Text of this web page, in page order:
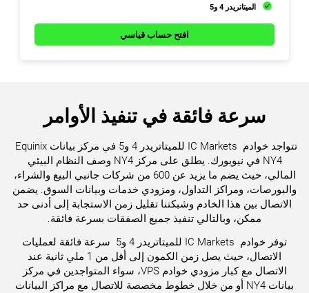
الميتاتريدر 4 و5
افتح حساب قياسي
تتواجد خوادم ‏IC ‎‎Markets ‎‏ للميتاتريدر 4 و5‏‎‎‏ في ‏مركز بيانات ‏‎ ‎‎Equinix
NY4‎‏ في نيويورك. يطلق ‏على مركز ‏‎ ‎‎NY4‎‎‏وصف النظام البيئي
المالي، ‏حيث يضم ما يزيد ‏عن 600 من شركات جانبي البيع ‏والشراء،
‏‏والبورصات، ومراكز التداول، ومزودي ‏خدمات ‏‏وبيانات السوق. يضمن
الاتصال بين هذا ‏الخادم ‏‏وشبكتنا ‏تقليل زمن ‏‏الاستجابة إلى أدنى حد
ممكن، ‏وبالتالي تنفيذ ‏جميع ‏الصفقات بسرعة فائقة‎.
‎توفر خوادم ‏IC ‎‎Markets ‎‏ للميتاتريدر 4 و5‏‎‎‏ ‏‎‎‏ سرعة ‏فائقة ‏لعمليات
‏الاتصال، ‏حيث يصل زمن الكمون إلى ‏أقل ‏من 1 ملي ‏ثانية ‏عند
الاتصال مع كبار مزودي ‏‏خوادم ‏VPS، سواء ‏‏المتواجدين في مركز
بيانات ‏‎NY4‎‎‏ ‏أو من خلال ‏خطوط ‏مخصصة للاتصال ‏مع مراكز ‏البيانات